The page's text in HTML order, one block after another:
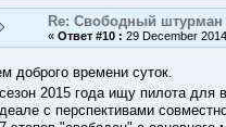
Re: Свободный штурман
« Ответ #10 : 29 December
доброго времени суток.
2015 года ищу пилота для
с перспективами